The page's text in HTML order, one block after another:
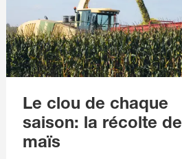
Le clou de chaque
saison: la récolte de
maïs